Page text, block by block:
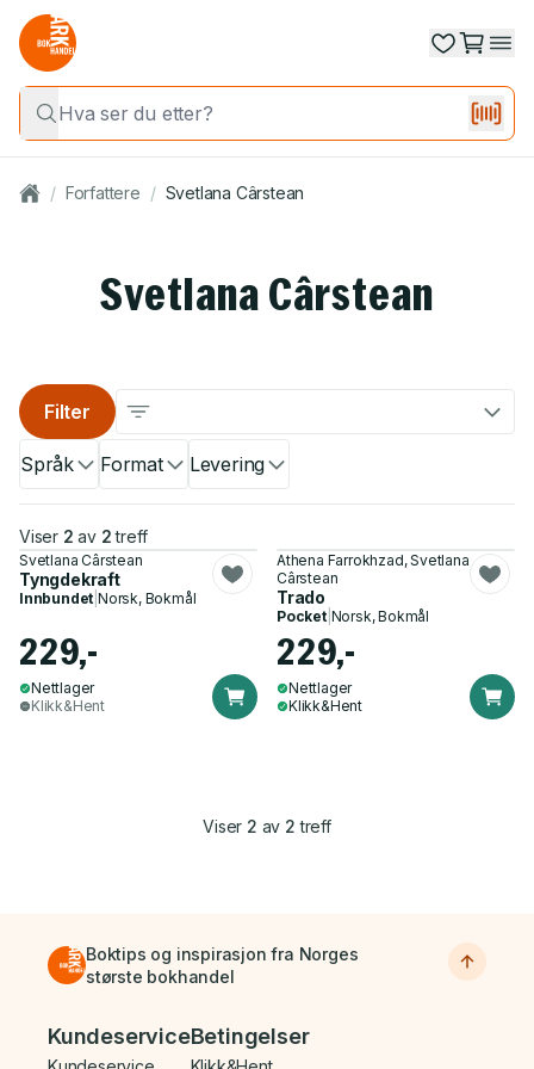
/ Forfattere / Svetlana Cârstean
Svetlana Cârstean
Språk Format Levering
Filter
Viser 2 av 2 treff
Svetlana Cârstean
Tyngdekraft
Innbundet |Norsk, Bokmål
229,-
Nettlager
Klikk&Hent
Athena Farrokhzad, Svetlana
Cârstean
Trado
Pocket| Norsk, Bokmål
229,-
Nettlager
Klikk&Hent
Viser 2 av 2 treff
Boktips og inspirasjon fra Norges
største bokhandel
Bunnmeny
KundeserviceBetingelser